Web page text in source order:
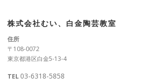
株式会社むい、白金陶芸教室
住所
〒108-0072
東京都港区白金5-13-4
TEL 03-6318-5858